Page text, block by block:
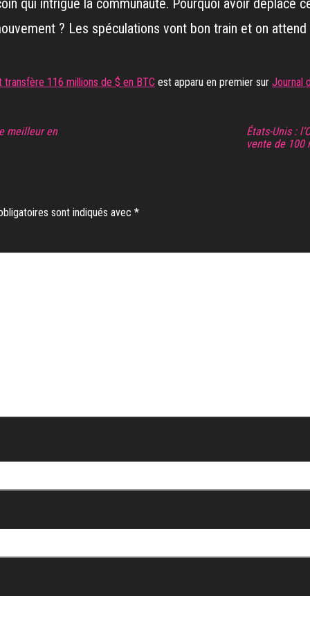
? Les spéculations vont bon train et on
116 millions de $ en BTC est apparu en premier sur Journal
meilleur en
États-Unis :
vente de 100
sont indiqués avec *